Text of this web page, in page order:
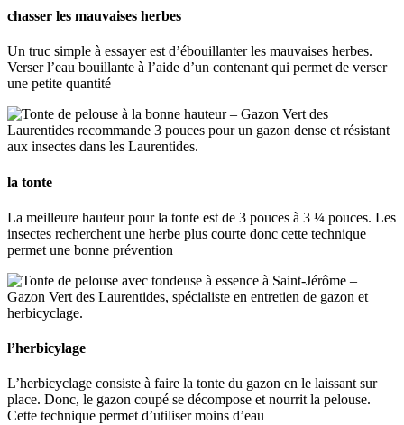
chasser les mauvaises herbes
Un truc simple à essayer est d’ébouillanter les mauvaises herbes.
Verser l’eau bouillante à l’aide d’un contenant qui permet de verser
une petite quantité
la tonte
La meilleure hauteur pour la tonte est de 3 pouces à 3 ¼ pouces. Les
insectes recherchent une herbe plus courte donc cette technique
permet une bonne prévention
l’herbicylage
L’herbicyclage consiste à faire la tonte du gazon en le laissant sur
place. Donc, le gazon coupé se décompose et nourrit la pelouse.
Cette technique permet d’utiliser moins d’eau